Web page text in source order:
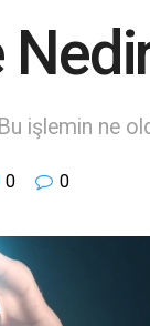
ne
0 0